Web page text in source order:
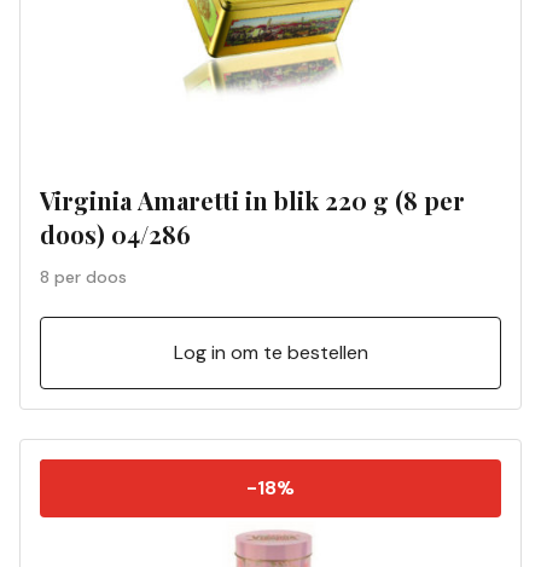
Virginia Amaretti in blik 220 g (8 per
doos) 04/286
8 per doos
Log in om te bestellen
-18%